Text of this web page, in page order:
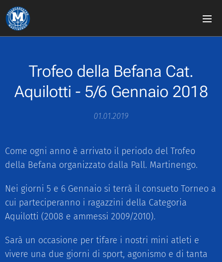
Trofeo della Befana Cat.
Aquilotti - 5/6 Gennaio 2018
01.01.2019
Come ogni anno è arrivato il periodo del Trofeo
della Befana organizzato dalla Pall. Martinengo.
Nei giorni 5 e 6 Gennaio si terrà il consueto Torneo a
cui parteciperanno i ragazzini della Categoria
Aquilotti (2008 e ammessi 2009/2010).
Sarà un occasione per tifare i nostri mini atleti e
vivere una due giorni di sport, agonismo e di tanta